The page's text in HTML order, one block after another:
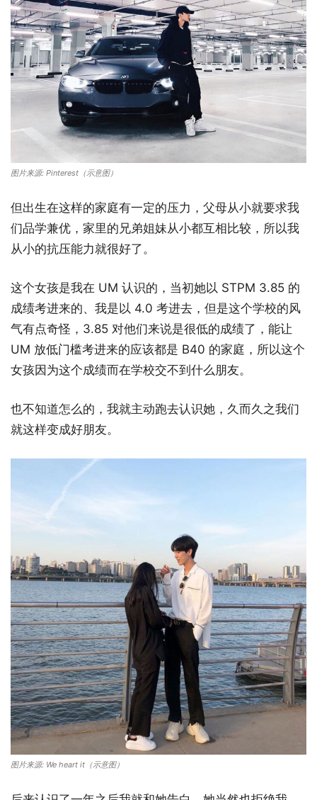
图片来源: Pinterest（示意图）
但出生在这样的家庭有一定的压力，父母从小就要求我
们品学兼优，家里的兄弟姐妹从小都互相比较，所以我
从小的抗压能力就很好了。
这个女孩是我在 UM 认识的，当初她以 STPM 3.85 的
成绩考进来的、我是以 4.0 考进去，但是这个学校的风
气有点奇怪，3.85 对他们来说是很低的成绩了，能让
UM 放低门槛考进来的应该都是 B40 的家庭，所以这个
女孩因为这个成绩而在学校交不到什么朋友。
也不知道怎么的，我就主动跑去认识她，久而久之我们
就这样变成好朋友。
图片来源: We heart it（示意图）